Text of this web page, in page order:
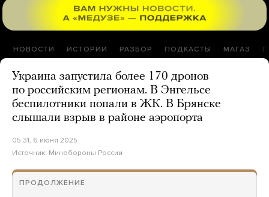
НОВОСТИ ИСТОРИИ РАЗБОР ПОДКАСТЫ МАГАЗ
Украина запустила более 170 дронов
по российским регионам. В Энгельсе
беспилотники попали в ЖК. В Брянске
слышали взрыв в районе аэропорта
05:31, 6 июня 2025
Источник: Минобороны России
ПРОДОЛЖЕНИЕ